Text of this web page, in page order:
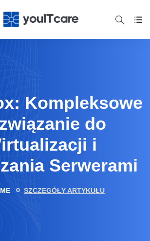
Kompleksowe
do
i
Serwerami
SZCZEGÓŁY ARTYKUŁU